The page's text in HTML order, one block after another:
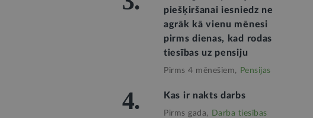
piešķiršanai iesniedz ne
agrāk kā vienu mēnesi
pirms dienas, kad rodas
tiesības uz pensiju
Pirms 4 mēnešiem, Pensijas
4. Kas ir nakts darbs
Pirms gada, Darba tiesības